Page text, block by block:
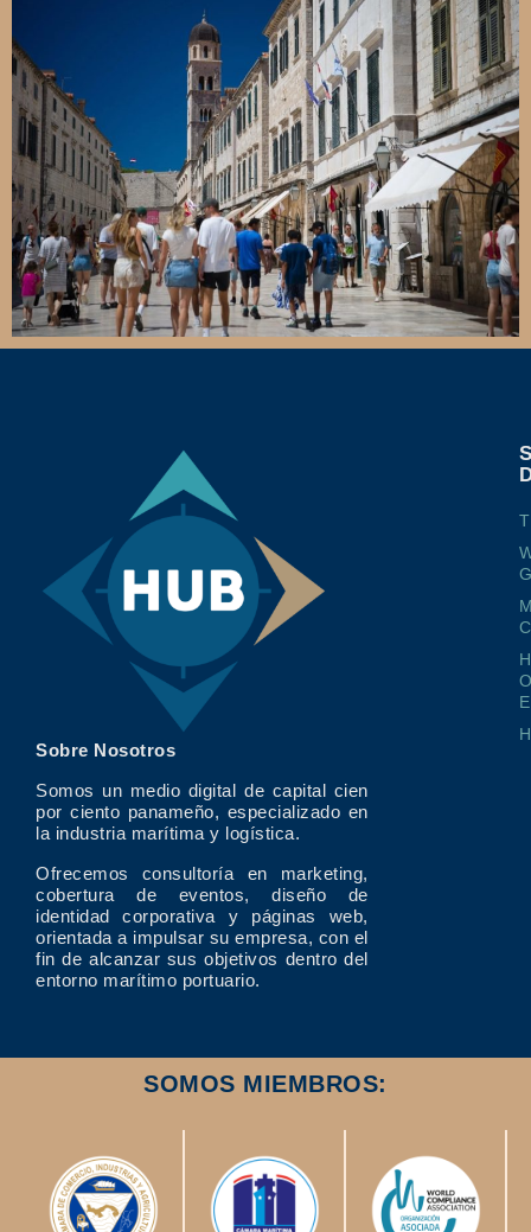
Sobre Nosotros
Somos un medio digital de capital cien
por ciento panameño, especializado en
la industria marítima y logística.
Ofrecemos consultoría en marketing,
cobertura de eventos, diseño de
identidad corporativa y páginas web,
orientada a impulsar su empresa, con el
fin de alcanzar sus objetivos dentro del
entorno marítimo portuario.
SOMOS MIEMBROS: